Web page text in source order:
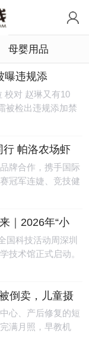
母婴用品
曝违规添
素甚至兽药成
校对 赵琳又有10
被检出违规添加禁
。测评博主“老爸
了上述结果。1月
霜千万别给宝宝
。新京报记者发
曾被监管部门处
有部分产品在售。
品“益芙灵多效特护
导致婴儿变“大头
及监管部门等高度
管力度不断加大，
行 帕洛农场虾
质好蛋
牌合作，携手国际
冠军连婕、竞技健
、跆拳道世锦赛冠
战略合作。结合专
力国民膳食优化，
健康领域携手发
水世界系列赛冠
锦赛冠军魏梦月
光印证产品品质
员，分别来自跳
、速度滑冰、艺术
项目。长期高密度
｜2026年“小
式发布
国科技活动周深圳
技术馆正式启动。
联合深圳市爱阅公
，并向馆方捐赠了
技馆内设立常
孩子们打造了一方
。深圳市科协党组
倒卖，儿童摄
底围猎母婴隐
心、产后修复的短
满月照，早教机
轮番轰炸……这